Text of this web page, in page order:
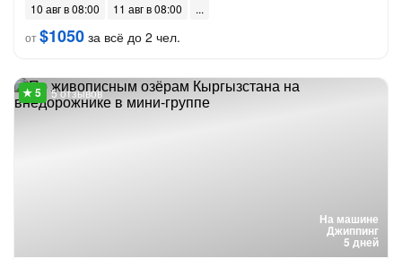
10 авг в 08:00
11 авг в 08:00
от$1050 за всё до 2 чел.
На машине
Джиппинг
5 дней
5 отзывов